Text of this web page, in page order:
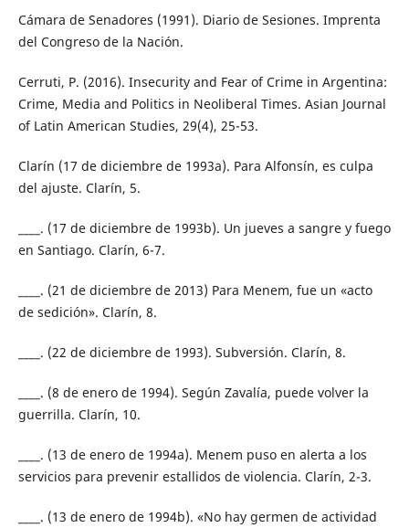
Cámara de Senadores (1991). Diario de Sesiones. Imprenta
del Congreso de la Nación.
Cerruti, P. (2016). Insecurity and Fear of Crime in Argentina:
Crime, Media and Politics in Neoliberal Times. Asian Journal
of Latin American Studies, 29(4), 25-53.
Clarín (17 de diciembre de 1993a). Para Alfonsín, es culpa
del ajuste. Clarín, 5.
____. (17 de diciembre de 1993b). Un jueves a sangre y fuego
en Santiago. Clarín, 6-7.
____. (21 de diciembre de 2013) Para Menem, fue un «acto
de sedición». Clarín, 8.
____. (22 de diciembre de 1993). Subversión. Clarín, 8.
____. (8 de enero de 1994). Según Zavalía, puede volver la
guerrilla. Clarín, 10.
____. (13 de enero de 1994a). Menem puso en alerta a los
servicios para prevenir estallidos de violencia. Clarín, 2-3.
____. (13 de enero de 1994b). «No hay germen de actividad